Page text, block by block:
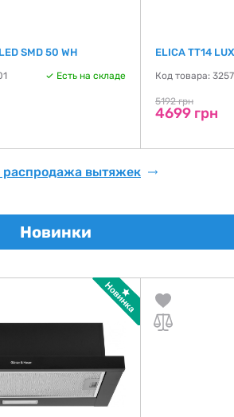
SMD 50 WH
Есть на складе
ELICA TT14
Код товара:
5192 грн
4699 грн
распродажа вытяжек
Новинки